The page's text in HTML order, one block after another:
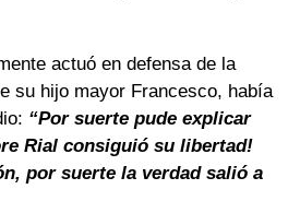
actuó en defensa de la
su hijo mayor Francesco, había
“Por suerte pude explicar
Rial consiguió su libertad!
por suerte la verdad salió a